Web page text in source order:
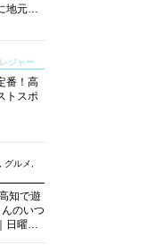
地元野
ジャー
番！高
トスポ
ルメ,
知で遊
のいつ
日曜市